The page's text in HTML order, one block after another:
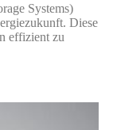
Systems)
Diese
effizient zu